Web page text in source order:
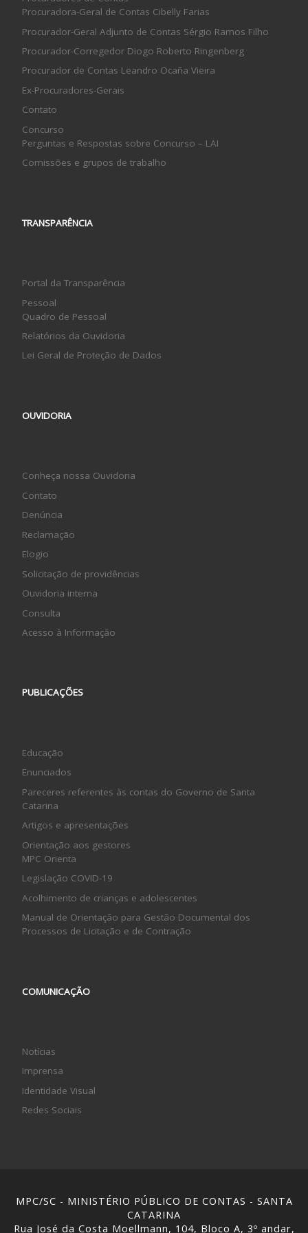
Procuradora-Geral de Contas Cibelly Farias
Procurador-Geral Adjunto de Contas Sérgio Ramos Filho
Procurador-Corregedor Diogo Roberto Ringenberg
Procurador de Contas Leandro Ocaña Vieira
Ex-Procuradores-Gerais
Contato
Concurso
Perguntas e Respostas sobre Concurso – LAI
Comissões e grupos de trabalho
TRANSPARÊNCIA
Portal da Transparência
Pessoal
Quadro de Pessoal
Relatórios da Ouvidoria
Lei Geral de Proteção de Dados
OUVIDORIA
Conheça nossa Ouvidoria
Contato
Denúncia
Reclamação
Elogio
Solicitação de providências
Ouvidoria interna
Consulta
Acesso à Informação
PUBLICAÇÕES
Educação
Enunciados
Pareceres referentes às contas do Governo de Santa
Catarina
Artigos e apresentações
Orientação aos gestores
MPC Orienta
Legislação COVID-19
Acolhimento de crianças e adolescentes
Manual de Orientação para Gestão Documental dos
Processos de Licitação e de Contração
COMUNICAÇÃO
Notícias
Imprensa
Identidade Visual
Redes Sociais
MPC/SC - MINISTÉRIO PÚBLICO DE CONTAS - SANTA
CATARINA
Rua José da Costa Moellmann, 104, Bloco A, 3º andar,